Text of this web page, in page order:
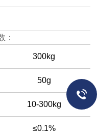
：
300kg
50g
10-300kg
≤0.1%